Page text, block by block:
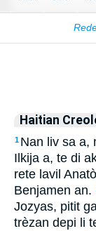
Haitian
1 Nan liv sa a,
Ilkija a, te di
rete lavil
Benjamen an.
Jozyas, pitit
trèzan depi li